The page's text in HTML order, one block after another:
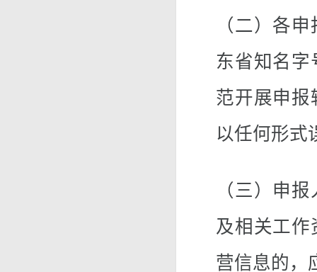
（二）各
东省知名
范开展申报
以任何形式
（三）申
及相关工
营信息的，